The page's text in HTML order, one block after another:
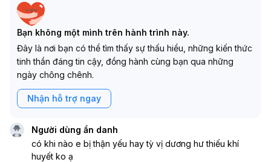
Bạn không một mình trên hành trình này.
Đây là nơi bạn có thể tìm thấy sự thấu hiểu, những kiến thức
tinh thần đáng tin cậy, đồng hành cùng bạn qua những
ngày chông chênh.
Nhận hỗ trợ ngay
Người dùng ẩn danh
có khi nào e bị thận yếu hay tỳ vị dương hư thiếu khí
huyết ko ạ